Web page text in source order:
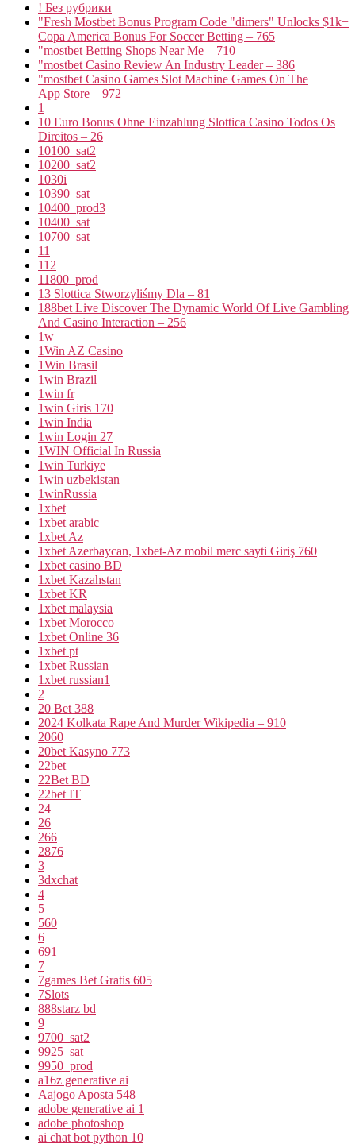
! Без рубрики
"Fresh Mostbet Bonus Program Code "dimers" Unlocks $1k+
Copa America Bonus For Soccer Betting – 765
"mostbet Betting Shops Near Me – 710
"mostbet Casino Review An Industry Leader – 386
"‎mostbet Casino Games Slot Machine Games On The
App Store – 972
1
10 Euro Bonus Ohne Einzahlung Slottica Casino Todos Os
Direitos – 26
10100_sat2
10200_sat2
1030i
10390_sat
10400_prod3
10400_sat
10700_sat
11
112
11800_prod
13 Slottica Stworzyliśmy Dla – 81
188bet Live Discover The Dynamic World Of Live Gambling
And Casino Interaction – 256
1w
1Win AZ Casino
1Win Brasil
1win Brazil
1win fr
1win Giris 170
1win India
1win Login 27
1WIN Official In Russia
1win Turkiye
1win uzbekistan
1winRussia
1xbet
1xbet arabic
1xbet Az
1xbet Azerbaycan, 1xbet-Az mobil merc sayti Giriş 760
1xbet casino BD
1xbet Kazahstan
1xbet KR
1xbet malaysia
1xbet Morocco
1xbet Online 36
1xbet pt
1xbet Russian
1xbet russian1
2
20 Bet 388
2024 Kolkata Rape And Murder Wikipedia – 910
2060
20bet Kasyno 773
22bet
22Bet BD
22bet IT
24
26
266
2876
3
3dxchat
4
5
560
6
691
7
7games Bet Gratis 605
7Slots
888starz bd
9
9700_sat2
9925_sat
9950_prod
a16z generative ai
Aajogo Aposta 548
adobe generative ai 1
adobe photoshop
ai chat bot python 10